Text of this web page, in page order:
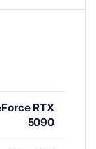
RTX
5090